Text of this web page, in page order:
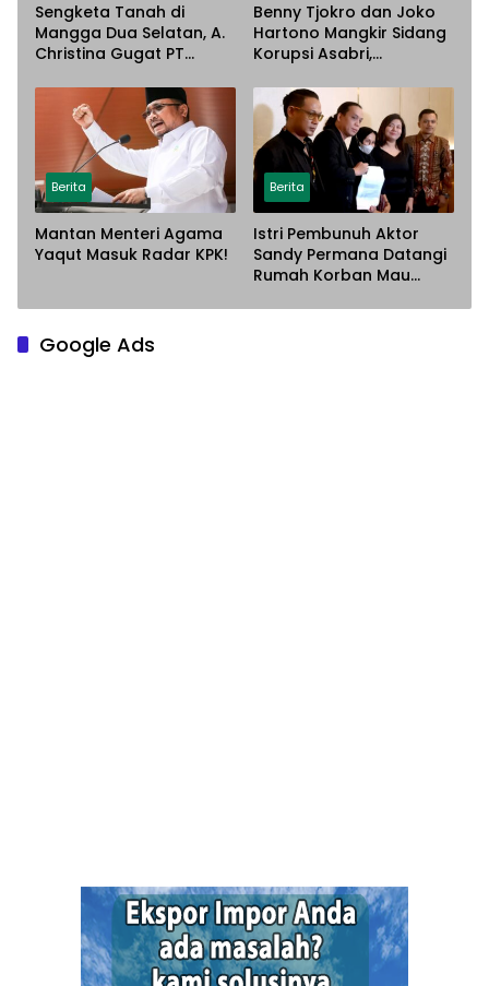
Sengketa Tanah di
Mangga Dua Selatan, A.
Christina Gugat PT
Dugaan Penyerobotan
Lahan
Benny Tjokro dan Joko
Hartono Mangkir Sidang
Korupsi Asabri,
Paksa
Berita
Mantan Menteri Agama
Yaqut Masuk Radar KPK!
Berita
Istri Pembunuh Aktor
Sandy Permana Datangi
Rumah Korban Mau
Google Ads